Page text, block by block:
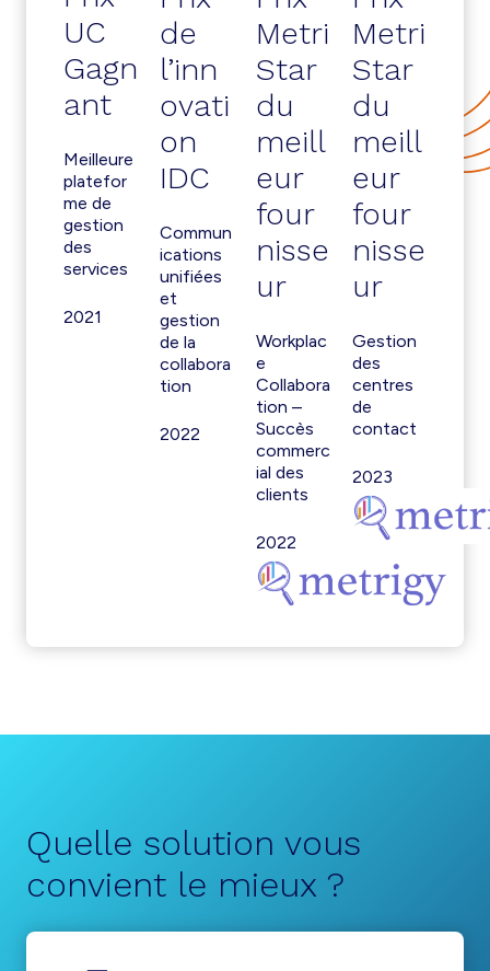
UC
Gagn
ant
Meilleure
platefor
me de
gestion
des
services
2021
de
l’inn
ovati
on
IDC
Commun
ications
unifiées
et
gestion
de la
collabora
tion
2022
Metri
Star
du
meill
eur
four
nisse
ur
Workplac
e
Collabora
tion –
Succès
commerc
ial des
clients
2022
Metri
Star
du
meill
eur
four
nisse
ur
Gestion
des
centres
de
contact
2023
Quelle solution vous
convient le mieux ?